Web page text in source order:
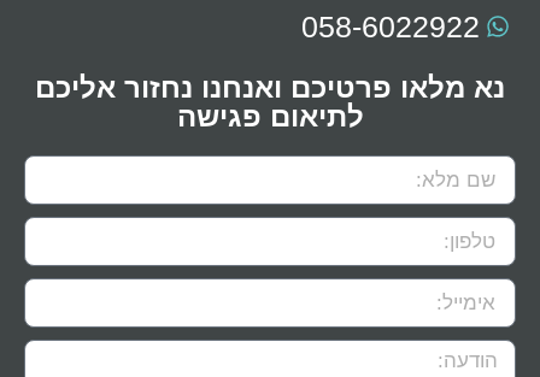
058-6022922
נא מלאו פרטיכם ואנחנו נחזור אליכם
לתיאום פגישה